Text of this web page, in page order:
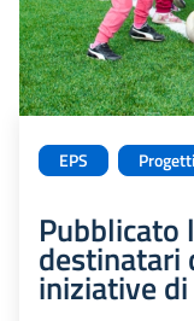
EPS Progetti
Pubblicato
destinatari
iniziative